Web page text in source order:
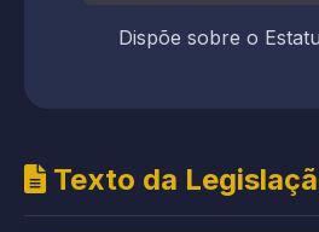
Dispõe sobre o
Texto da